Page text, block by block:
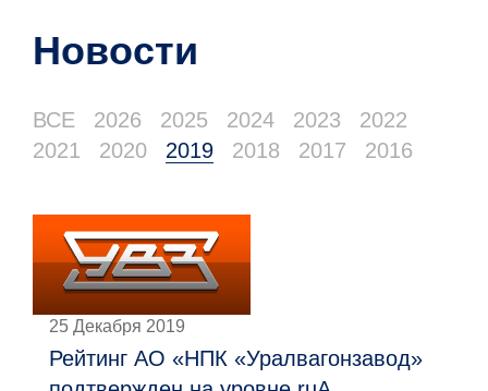
Новости
ВСЕ 2026 2025 2024 2023
2022
2021
2020 2019 2018 2017 2016
25 Декабря 2019
Рейтинг АО «НПК «Уралвагонзавод»